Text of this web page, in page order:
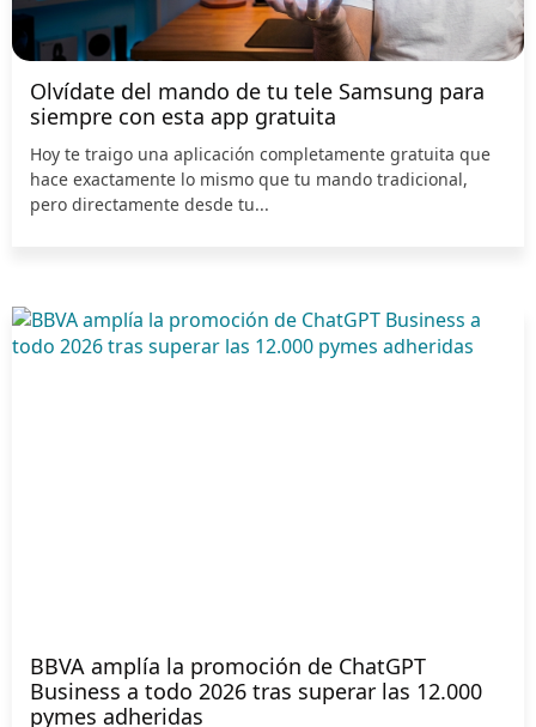
Olvídate del mando de tu tele Samsung para
siempre con esta app gratuita
Hoy te traigo una aplicación completamente gratuita que
hace exactamente lo mismo que tu mando tradicional,
pero directamente desde tu...
BBVA amplía la promoción de ChatGPT
Business a todo 2026 tras superar las 12.000
pymes adheridas